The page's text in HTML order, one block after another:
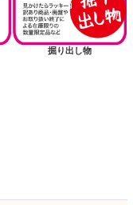
掘り出し物